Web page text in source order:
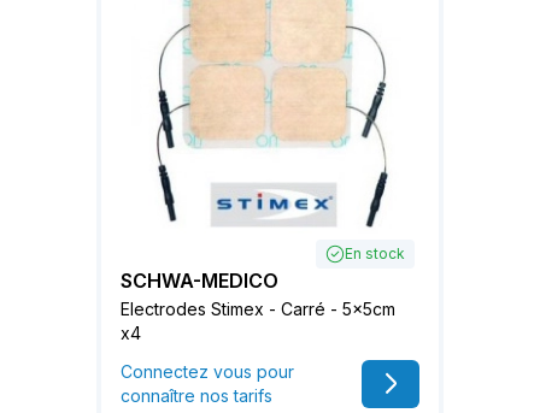
En stock
SCHWA-MEDICO
Electrodes Stimex - Carré - 5x5cm
x4
Connectez vous pour
connaître nos tarifs